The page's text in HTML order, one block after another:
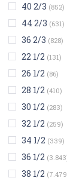
40 2/3 (852)
44 2/3 (631)
36 2/3 (828)
22 1/2 (131)
26 1/2 (86)
28 1/2 (410)
30 1/2 (283)
32 1/2 (259)
34 1/2 (339)
36 1/2
38 1/2